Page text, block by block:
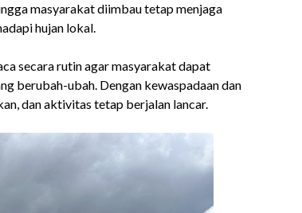
masyarakat diimbau tetap menjaga
hujan lokal.
secara rutin agar masyarakat dapat
berubah-ubah. Dengan kewaspadaan dan
dan aktivitas tetap berjalan lancar.